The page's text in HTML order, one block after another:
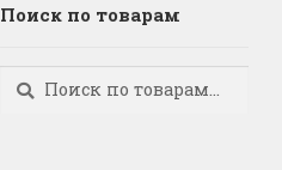
Поиск по товарам
Искать:
Поиск